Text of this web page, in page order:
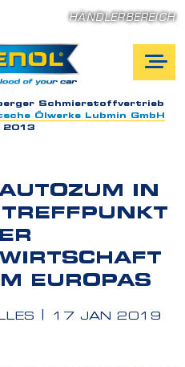
HÄNDLERBEREICH
Schmierstoffvertrieb
Ölwerke Lubmin GmbH
2013
IN
EUROPAS
17 JAN 2019